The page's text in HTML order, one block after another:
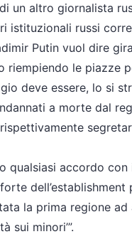
un altro giornalista
istituzionali russi
Putin vuol dire
riempiendo le piazze
deve essere, lo si
a morte dal
qualsiasi accordo
dell’establishment
la prima regione
sui minori’”.